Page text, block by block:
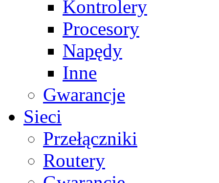
Kontrolery
Procesory
Napędy
Inne
Gwarancje
Sieci
Przełączniki
Routery